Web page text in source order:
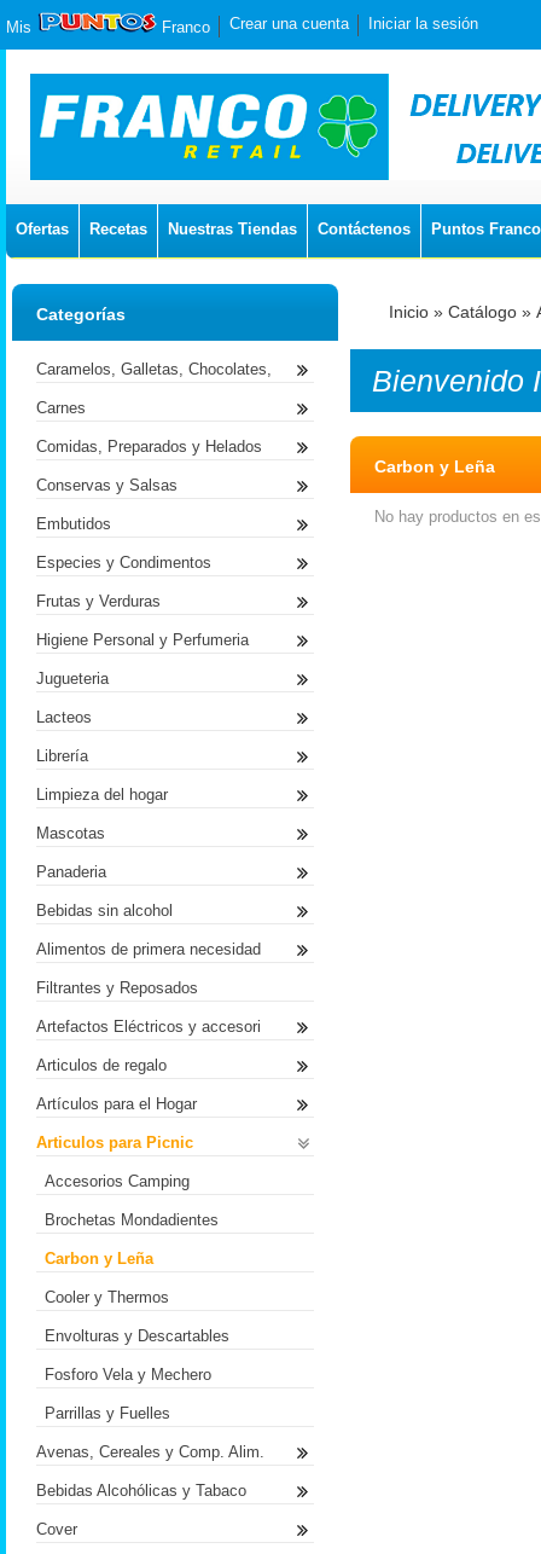
Mis Franco Crear una cuenta Iniciar la sesión
Ofertas Recetas Nuestras Tiendas Contáctenos Puntos Franco
Inicio » Catálogo »
Bienvenido
Carbon y Leña
No hay productos en
Categorías
Caramelos, Galletas, Chocolates,
Carnes
Comidas, Preparados y Helados
Conservas y Salsas
Embutidos
Especies y Condimentos
Frutas y Verduras
Higiene Personal y Perfumeria
Jugueteria
Lacteos
Librería
Limpieza del hogar
Mascotas
Panaderia
Bebidas sin alcohol
Alimentos de primera necesidad
Filtrantes y Reposados
Artefactos Eléctricos y accesori
Articulos de regalo
Artículos para el Hogar
Articulos para Picnic
Accesorios Camping
Brochetas Mondadientes
Carbon y Leña
Cooler y Thermos
Envolturas y Descartables
Fosforo Vela y Mechero
Parrillas y Fuelles
Avenas, Cereales y Comp. Alim.
Bebidas Alcohólicas y Tabaco
Cover